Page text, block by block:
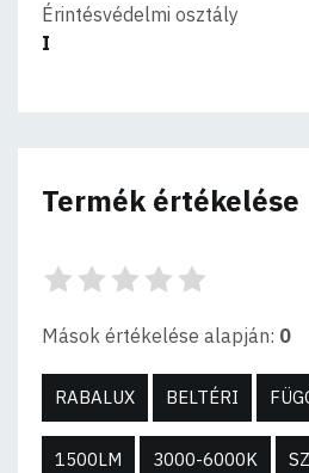
Érintésvédelmi osztály
I
Termék értékelése
Mások értékelése alapján: 0
RABALUX BELTÉRI
1500LM 3000-6000K